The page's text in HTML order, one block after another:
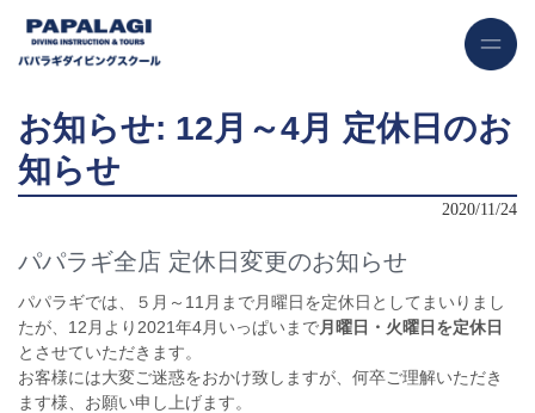
お知らせ: 12月～4月 定休日のお
知らせ
2020/11/24
パパラギ全店 定休日変更のお知らせ
パパラギでは、５月～11月まで月曜日を定休日としてまいりまし
たが、12月より2021年4月いっぱいまで月曜日・火曜日を定休日
とさせていただきます。
お客様には大変ご迷惑をおかけ致しますが、何卒ご理解いただき
ます様、お願い申し上げます。